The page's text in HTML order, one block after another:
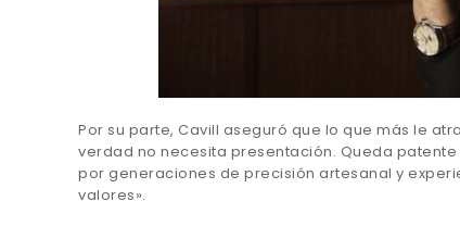
Por su parte, Cavill aseguró que lo que más le
verdad no necesita presentación. Queda
por generaciones de precisión artesanal y
valores».